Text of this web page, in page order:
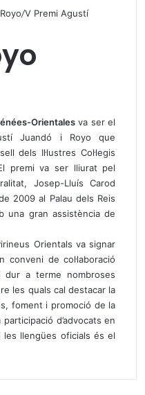
/V Premi Agustí
Orientalesva ser el
Juandó i Royo que
dels Il·lustres Col·legis
premi va ser lliurat pel
Josep-Lluís Carod
2009 al Palau dels Reis
una gran assistència de
Orientals va signar
conveni de col·laboració
a terme nombroses
les quals cal destacar la
foment i promoció de la
d’advocats en
les llengües oficials és el